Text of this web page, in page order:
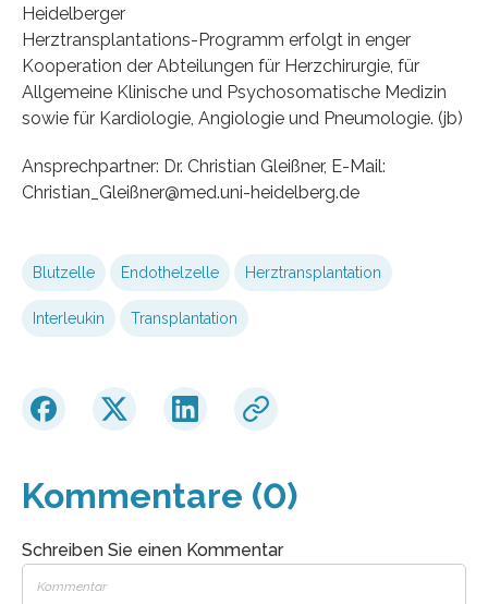
Heidelberger
Herztransplantations-Programm erfolgt in enger
Kooperation der Abteilungen für Herzchirurgie, für
Allgemeine Klinische und Psychosomatische Medizin
sowie für Kardiologie, Angiologie und Pneumologie. (jb)
Ansprechpartner: Dr. Christian Gleißner, E-Mail:
Christian_Gleißner@med.uni-heidelberg.de
Blutzelle Endothelzelle Herztransplantation
Interleukin Transplantation
Kommentare (0)
Schreiben Sie einen Kommentar